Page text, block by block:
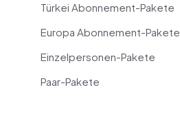
Türkei Abonnement-Pakete
Europa Abonnement-Pakete
Einzelpersonen-Pakete
Paar-Pakete